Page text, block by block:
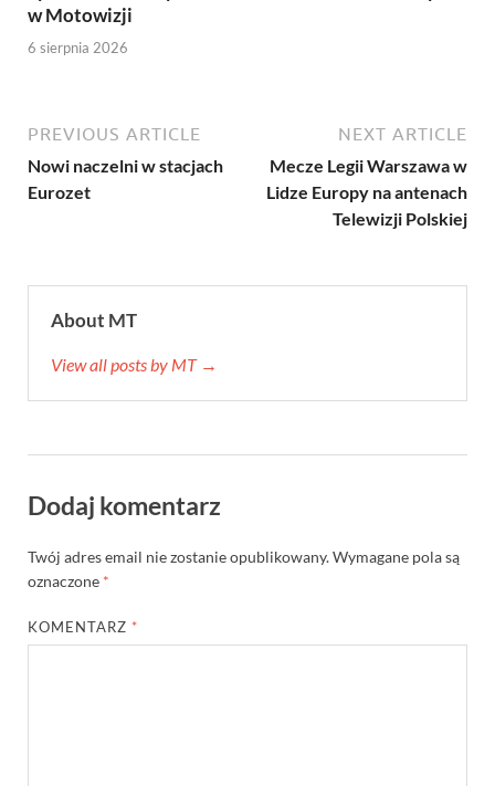
w Motowizji
6 sierpnia 2026
PREVIOUS ARTICLE
Nowi naczelni w stacjach
Eurozet
NEXT ARTICLE
Mecze Legii Warszawa w
Lidze Europy na antenach
Telewizji Polskiej
About MT
View all posts by MT →
Dodaj komentarz
Twój adres email nie zostanie opublikowany.Wymagane pola są
oznaczone *
KOMENTARZ *